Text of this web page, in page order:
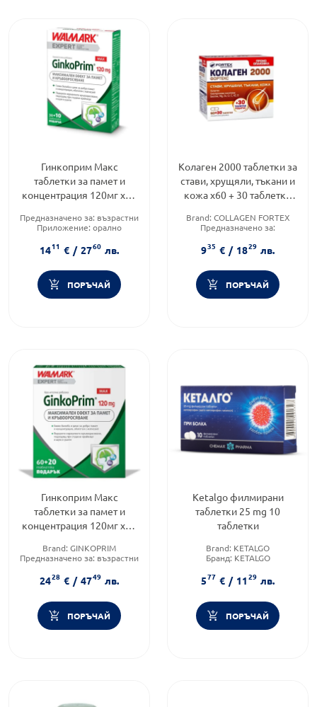
Гинкоприм Макс
таблетки за памет и
концентрация 120мг х30
Предназначено за: възрастни
Приложение: орално
1411 € / 2760 лв.
ПОРЪЧАЙ
Колаген 2000 таблетки за
стави, хрущяли, тъкани и
кожа х60 + 30 таблетки
Brand: COLLAGEN FORTEX
Предназначено за:
Приложение:орално
935 € / 1829 лв.
ПОРЪЧАЙ
Гинкоприм Макс
таблетки за памет и
концентрация 120мг х60
Brand: GINKOPRIM
Предназначено за: възрастни
2428 € / 4749 лв.
ПОРЪЧАЙ
Ketalgo филмирани
таблетки 25 mg 10
таблетки
Brand: KETALGO
Бранд: KETALGO
577 € / 1129 лв.
ПОРЪЧАЙ